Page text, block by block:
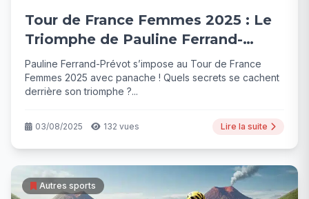
Tour de France Femmes 2025 : Le
Triomphe de Pauline Ferrand-
Prévot
Pauline Ferrand-Prévot s’impose au Tour de France
Femmes 2025 avec panache ! Quels secrets se cachent
derrière son triomphe ?...
03/08/2025 132 vues Lire la suite
Autres sports